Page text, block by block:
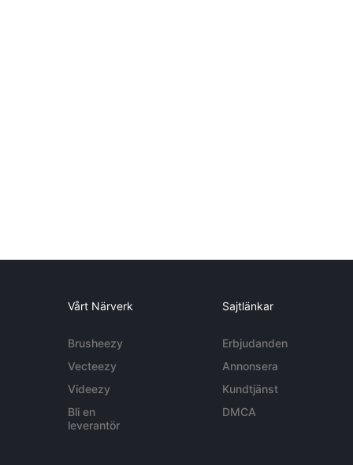
Vårt Närverk
Brusheezy
Vecteezy
Videezy
Bli en
leverantör
Sajtlänkar
Erbjudanden
Annonsera
Kundtjänst
DMCA